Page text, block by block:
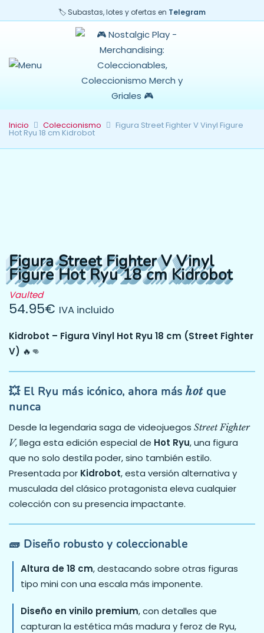
🏷️ Subastas, lotes y ofertas en Telegram
Inicio Coleccionismo Figura Street Fighter V Vinyl Figure
Hot Ryu 18 cm Kidrobot
Figura Street Fighter V Vinyl
Figure Hot Ryu 18 cm Kidrobot
Vaulted
54.95€ IVA incluido
Kidrobot – Figura Vinyl Hot Ryu 18 cm (Street Fighter
V) 🔥👊
💥 El Ryu más icónico, ahora máshotque
nunca
Desde la legendaria saga de videojuegos Street Fighter
V, llega esta edición especial de Hot Ryu, una figura
que no solo destila poder, sino también estilo.
Presentada por Kidrobot, esta versión alternativa y
musculada del clásico protagonista eleva cualquier
colección con su presencia impactante.
🧱 Diseño robusto y coleccionable
Altura de 18 cm, destacando sobre otras figuras
tipo mini con una escala más imponente.
Diseño en vinilo premium, con detalles que
capturan la estética más madura y feroz de Ryu,